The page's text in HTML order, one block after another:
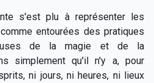
s'est plu à représenter les
entourées des pratiques
de la magie et de la
simplement qu'il n'y a, pour
ni jours, ni heures, ni lieux